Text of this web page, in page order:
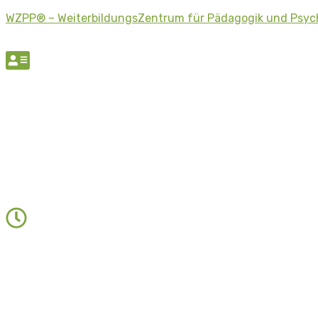
WZPP® – WeiterbildungsZentrum für Pädagogik und